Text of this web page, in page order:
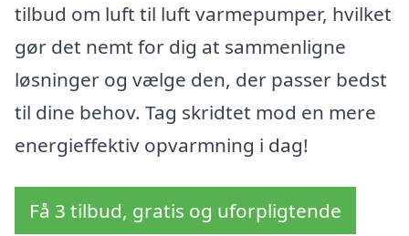
tilbud om luft til luft varmepumper, hvilket
gør det nemt for dig at sammenligne
løsninger og vælge den, der passer bedst
til dine behov. Tag skridtet mod en mere
energieffektiv opvarmning i dag!
Få 3 tilbud, gratis og uforpligtende